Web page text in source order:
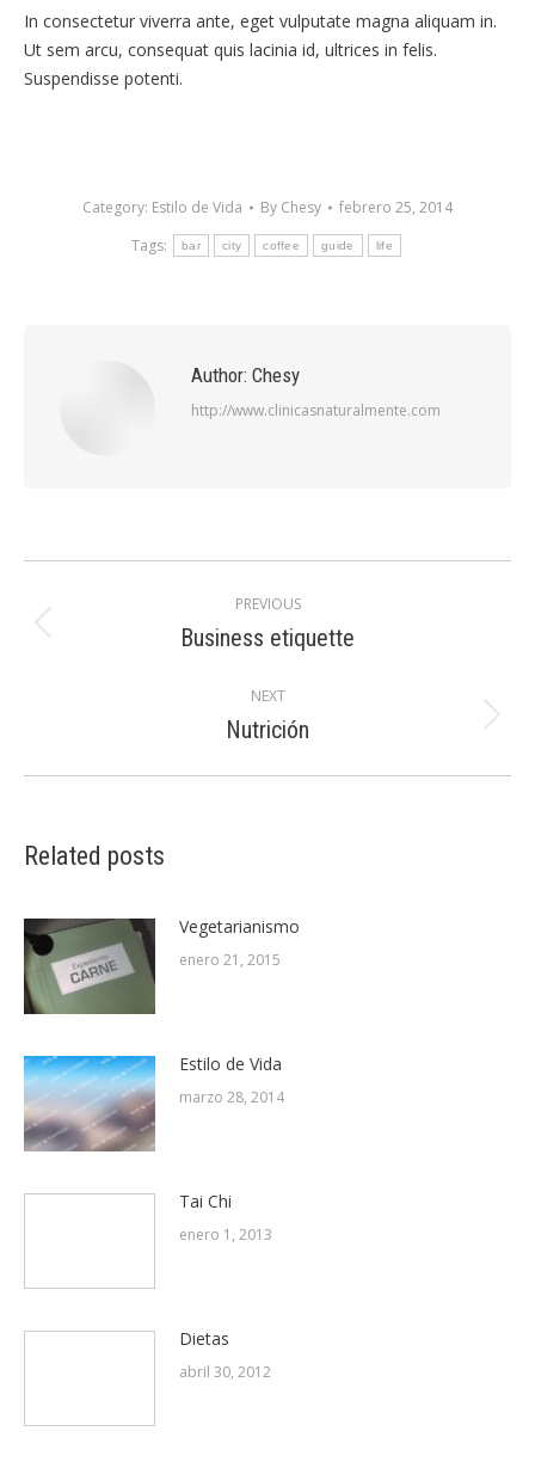
In consectetur viverra ante, eget vulputate magna aliquam in.
Ut sem arcu, consequat quis lacinia id, ultrices in felis.
Suspendisse potenti.
Category: Estilo de Vida By Chesy
febrero 25, 2014
Tags:
bar city coffee guide life
Author: Chesy
http://www.clinicasnaturalmente.com
navigation
PREVIOUS
Previous
Business etiquette
NEXT
Next
Nutrición
Related posts
Vegetarianismo
enero 21, 2015
Estilo de Vida
marzo 28, 2014
Tai Chi
enero 1, 2013
Dietas
abril 30, 2012